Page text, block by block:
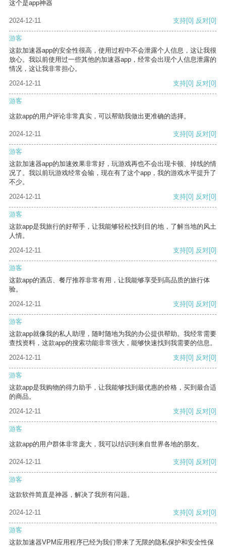
这个是app神器
2024-12-11 支持[0] 反对[0]
游客
这款加速器app的安全性很高，使用过程中不会泄露个人信息，这让我很
放心。我以前使用过一些其他的加速器app，经常会出现个人信息泄露的
情况，这让我非常担心。
2024-12-11
支持[0] 反对[0]
游客
这款app的用户评论非常真实，可以帮助我做出更准确的选择。
2024-12-11 支持[0] 反对[0]
游客
这款加速器app的加速效果非常好，玩游戏再也不会出现卡顿、掉线的情
况了。我以前玩游戏经常会输，现在有了这个app，我的游戏水平提升了
不少。
2024-12-11
支持[0] 反对[0]
游客
这款app是我旅行的好帮手，让我能够轻松找到目的地，了解当地的风土
人情。
2024-12-11
支持[0] 反对[0]
游客
这款app的酒店、餐厅推荐非常有用，让我能够享受到高品质的旅行体
验。
2024-12-11
支持[0] 反对[0]
游客
这款app就像我的私人助理，随时随地为我的办公提供帮助。我经常需要
查找资料，这款app的搜索功能非常强大，能够快速找到我需要的信息。
2024-12-11
支持[0] 反对[0]
游客
这款app是我购物的得力助手，让我能够找到最优惠的价格，买到最合适
的商品。
2024-12-11
支持[0] 反对[0]
游客
这款app的用户群体非常庞大，我可以结识到来自世界各地的朋友。
2024-12-11 支持[0] 反对[0]
游客
这款软件简直是神器，解决了我所有问题。
2024-12-11 支持[0] 反对[0]
游客
这款加速器VPM应用程序已经为我们带来了无限的隐私保护和安全性保